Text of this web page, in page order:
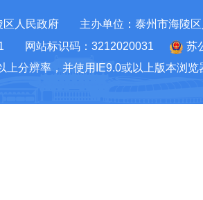
区人民政府
主办单位：泰州市海陵
网站标识码：3212020031
苏
上分辨率，并使用IE9.0或以上版本浏览